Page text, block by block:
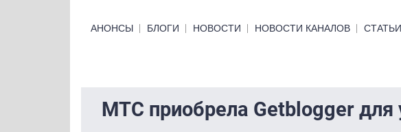
Primary links bottom
АНОНСЫ БЛОГИ НОВОСТИ НОВОСТИ КАНАЛОВ СТАТЬИ
МТС приобрела Getblogger для